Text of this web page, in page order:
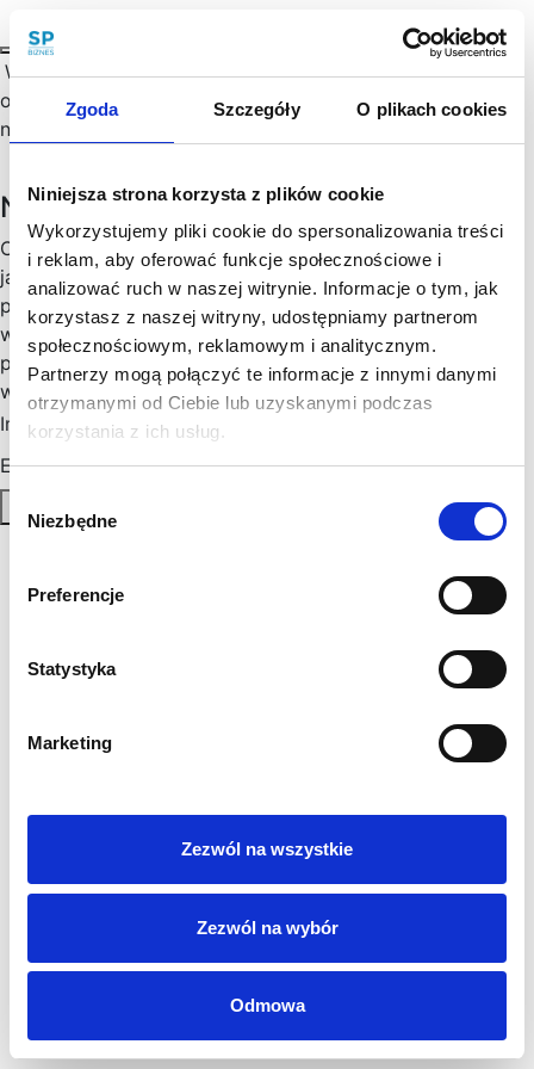
Zgoda Szczegóły O plikach cookies
Niniejsza strona korzysta z plików cookie
Wykorzystujemy pliki cookie do spersonalizowania treści
i reklam, aby oferować funkcje społecznościowe i
analizować ruch w naszej witrynie. Informacje o tym, jak
korzystasz z naszej witryny, udostępniamy partnerom
społecznościowym, reklamowym i analitycznym.
Partnerzy mogą połączyć te informacje z innymi danymi
otrzymanymi od Ciebie lub uzyskanymi podczas
korzystania z ich usług.
Wybór
zgody
Niezbędne
Preferencje
Statystyka
Marketing
Zezwól na wszystkie
Zezwól na wybór
Odmowa
W związku ze zmianami w Kodeksie pracy, które zaczną
obowiązywać od 7 kwietnia 2023 r. pisaliśmy już w
naszych poprzednich publikacjach m.…
Newsletter
Chętny, chętna na więcej praktycznych porad prawnych
jak wesprzeć rozwój Twojego biznesu, zoptymalizować
podatki, zminimalizować formalności? Cenimy Twój czas:
wysyłamy konkrety, rzetelne informacje sprawdzone w
praktyce i ważne aktualizacje w prawie, które mogą mieć
wpływ na Twoj biznes. Skorzystaj!
Imię*
Email*
RODO
Kontakt